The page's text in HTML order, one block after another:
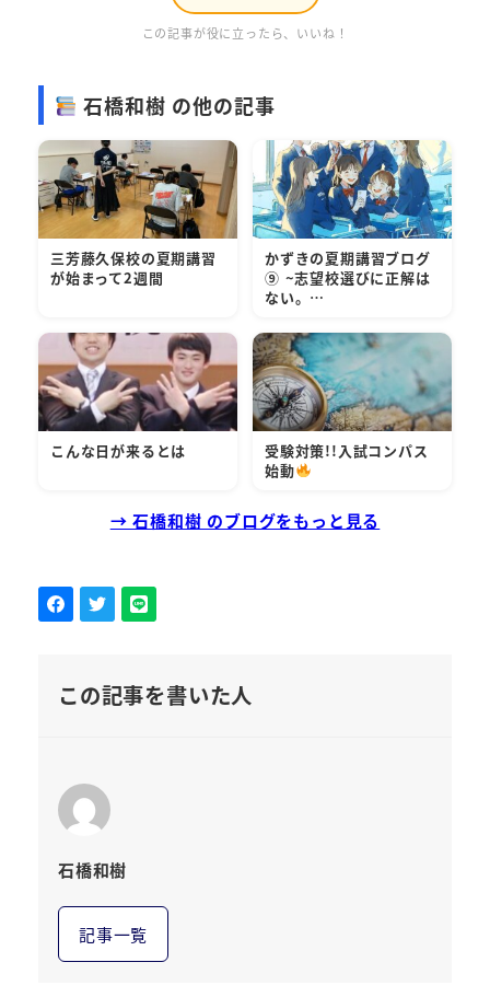
この記事が役に立ったら、いいね！
石橋和樹 の他の記事
三芳藤久保校の夏期講習
が始まって2週間
かずきの夏期講習ブログ
⑨ ~志望校選びに正解は
ない。…
こんな日が来るとは
受験対策!!入試コンパス
始動
→ 石橋和樹 のブログをもっと見る
この記事を書いた人
石橋和樹
記事一覧